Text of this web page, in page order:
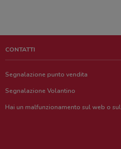
CONTATTI
Segnalazione punto vendita
Segnalazione Volantino
Hai un malfunzionamento sul web o